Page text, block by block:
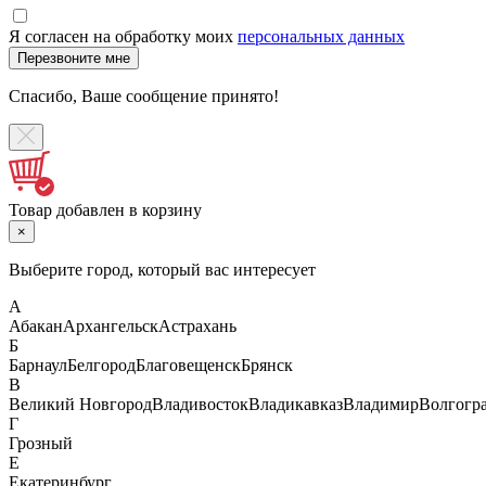
Я согласен на обработку моих персональных данных
Спасибо, Ваше сообщение принято!
Товар добавлен в корзину
×
Выберите город, который вас интересует
А
АбаканАрхангельскАстрахань
Б
БарнаулБелгородБлаговещенскБрянск
В
Великий НовгородВладивостокВладикавказВладимир
Г
Грозный
Е
Екатеринбург